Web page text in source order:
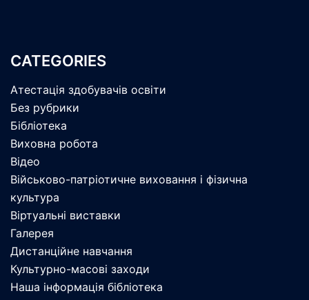
CATEGORIES
Атестація здобувачів освіти
Без рубрики
Бібліотека
Виховна робота
Відео
Військово-патріотичне виховання і фізична
культура
Віртуальні виставки
Галерея
Дистанційне навчання
Культурно-масові заходи
Наша інформація бібліотека